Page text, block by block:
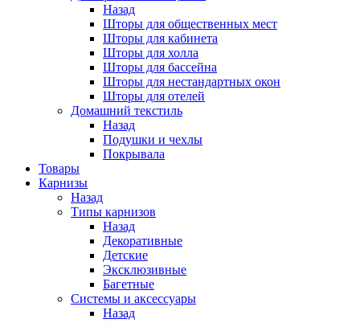
Назад
Шторы для общественных мест
Шторы для кабинета
Шторы для холла
Шторы для бассейна
Шторы для нестандартных окон
Шторы для отелей
Домашний текстиль
Назад
Подушки и чехлы
Покрывала
Товары
Карнизы
Назад
Типы карнизов
Назад
Декоративные
Детские
Эксклюзивные
Багетные
Системы и аксессуары
Назад